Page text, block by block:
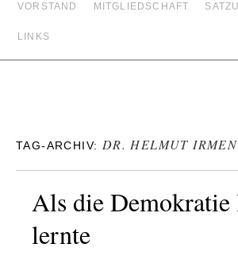
VORSTAND MITGLIEDSCHAFT
LINKS
TAG-ARCHIV: DR. HELMUT IRMEN
Als die Demokratie
lernte